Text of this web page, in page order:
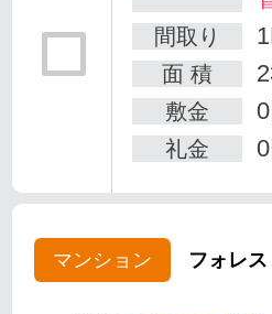
間取り
面 積
敷金
礼金
マンション フォレ